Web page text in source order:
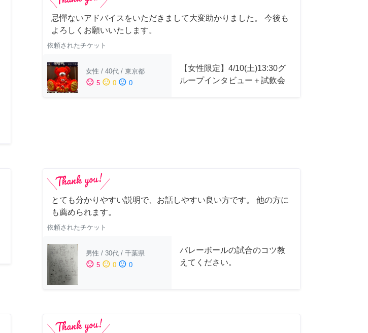
忌憚ないアドバイスをいただきまして大変助かりました。 今後も
よろしくお願いいたします。
依頼されたチケット
女性 / 40代 / 東京都
sentiment_satisfied 5 sentiment_neutral 0 sentiment_dissatisfied 0
【女性限定】4/10(土)13:30グ
ループインタビュー＋試飲会
とても分かりやすい説明で、お話しやすい良い方です。 他の方に
も薦められます。
依頼されたチケット
男性 / 30代 / 千葉県
sentiment_satisfied 5 sentiment_neutral 0 sentiment_dissatisfied 0
バレーボールの試合のコツ教
えてください。